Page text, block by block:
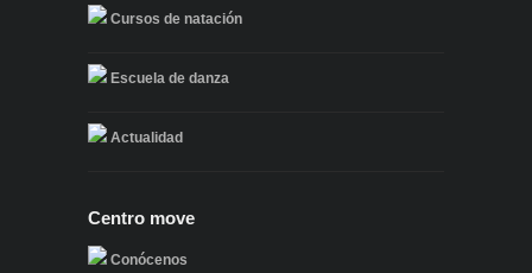
Cursos de natación
Escuela de danza
Actualidad
Centro move
Conócenos